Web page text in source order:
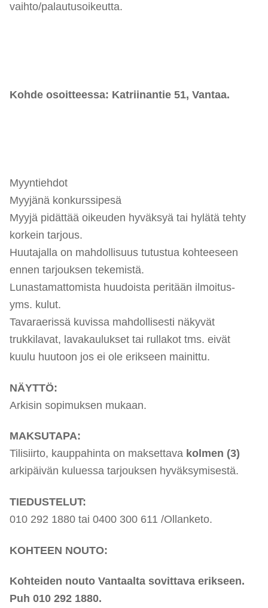
vaihto/palautusoikeutta.
Kohde osoitteessa: Katriinantie 51, Vantaa.
Myyntiehdot
Myyjänä konkurssipesä
Myyjä pidättää oikeuden hyväksyä tai hylätä tehty
korkein tarjous.
Huutajalla on mahdollisuus tutustua kohteeseen
ennen tarjouksen tekemistä.
Lunastamattomista huudoista peritään ilmoitus-
yms. kulut.
Tavaraerissä kuvissa mahdollisesti näkyvät
trukkilavat, lavakaulukset tai rullakot tms. eivät
kuulu huutoon jos ei ole erikseen mainittu.
NÄYTTÖ:
Arkisin sopimuksen mukaan.
MAKSUTAPA:
Tilisiirto, kauppahinta on maksettava kolmen (3)
arkipäivän kuluessa tarjouksen hyväksymisestä.
TIEDUSTELUT:
010 292 1880 tai 0400 300 611 /Ollanketo.
KOHTEEN NOUTO:
Kohteiden nouto Vantaalta sovittava erikseen.
Puh 010 292 1880.